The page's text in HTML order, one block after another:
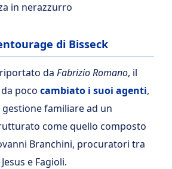
in nerazzurro
di Bisseck
da Fabrizio Romano, il
poco cambiato i suoi agenti,
familiare ad un
come quello composto
Branchini, procuratori tra
e Fagioli.